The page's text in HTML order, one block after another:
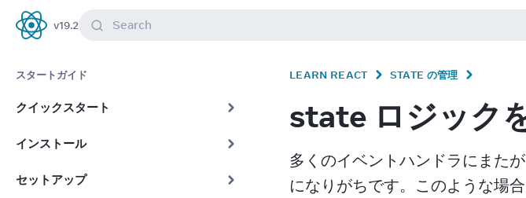
React
v19.2 Search
スタートガイド
クイックスタート
インストール
セットアップ
LEARN REACT STATE の管理
state ロジック
多くのイベントハンドラにまた
になりがちです。このような場